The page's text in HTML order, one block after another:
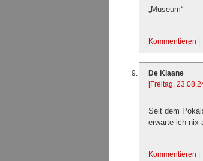
„Museum“
Kommentieren |
De Klaane
[Freitag,
Seit dem
erwarte ich nix
Kommentieren |